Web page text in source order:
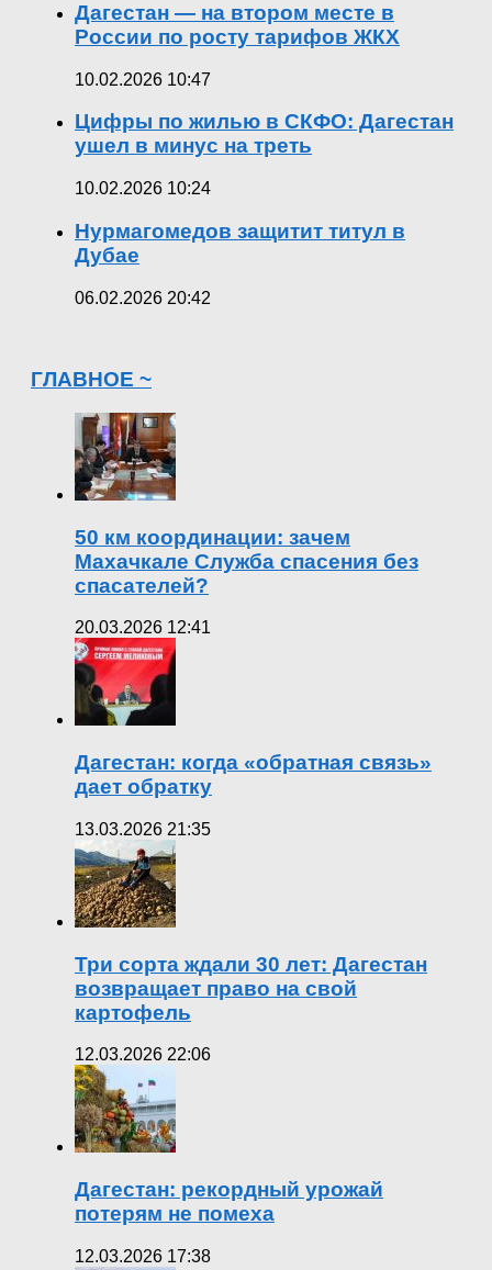
Дагестан — на втором месте в
России по росту тарифов ЖКХ
10.02.2026 10:47
Цифры по жилью в СКФО: Дагестан
ушел в минус на треть
10.02.2026 10:24
Нурмагомедов защитит титул в
Дубае
06.02.2026 20:42
ГЛАВНОЕ ~
50 км координации: зачем
Махачкале Служба спасения без
спасателей?
20.03.2026 12:41
Дагестан: когда «обратная связь»
дает обратку
13.03.2026 21:35
Три сорта ждали 30 лет: Дагестан
возвращает право на свой
картофель
12.03.2026 22:06
Дагестан: рекордный урожай
потерям не помеха
12.03.2026 17:38